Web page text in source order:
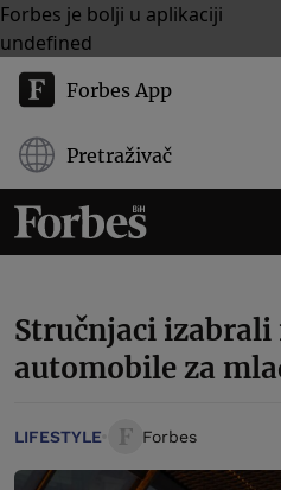
Forbes je bolji u aplikaciji
undefined
Forbes App
Pretraživač
Stručnjaci izabrali
automobile za
LIFESTYLE Forbes